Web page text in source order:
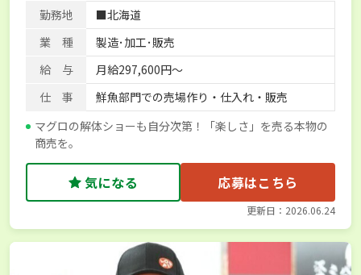
勤務地
■北海道
業 種
製造･加工･販売
給 与
月給297,600円～
仕 事
鮮魚部門での売場作り・仕入れ・販売
マグロの解体ショーも自分次第！「楽しさ」を売る本物の
商売を。
気になる 応募はこちら
更新日：2026.06.24